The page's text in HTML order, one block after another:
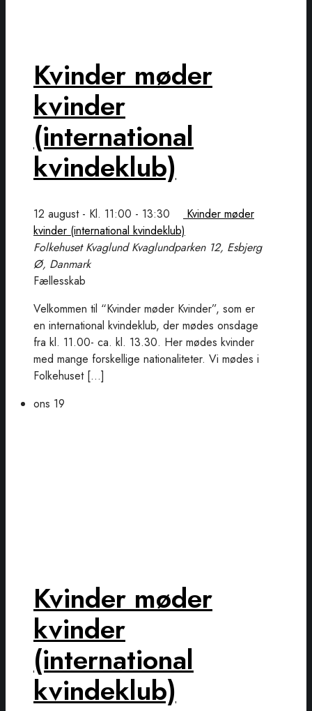
Kvinder møder
kvinder
(international
kvindeklub)
12 august - Kl. 11:00 - 13:30
Kvinder møder
kvinder (international kvindeklub)
Folkehuset KvaglundKvaglundparken 12, Esbjerg
Ø, Danmark
Fællesskab
Velkommen til “Kvinder møder Kvinder”, som er
en international kvindeklub, der mødes onsdage
fra kl. 11.00- ca. kl. 13.30. Her mødes kvinder
med mange forskellige nationaliteter. Vi mødes i
Folkehuset […]
ons 19
Kvinder møder
kvinder
(international
kvindeklub)